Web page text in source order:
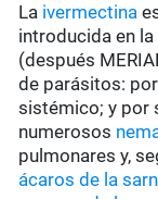
La ivermectina
introducida en
(después
de parásitos:
sistémico; y por
numerosos
pulmonares y,
ácaros de la